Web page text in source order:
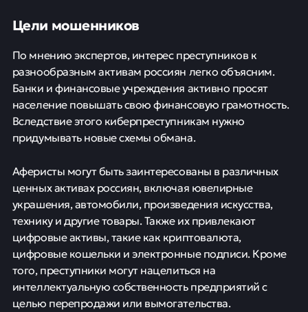
Цели мошенников
По мнению экспертов, интерес преступников к
разнообразным активам россиян легко объясним.
Банки и финансовые учреждения активно просят
население повышать свою финансовую грамотность.
Вследствие этого киберпреступникам нужно
придумывать новые схемы обмана.
Аферисты могут быть заинтересованы в различных
ценных активах россиян, включая ювелирные
украшения, автомобили, произведения искусства,
технику и другие товары. Также их привлекают
цифровые активы, такие как криптовалюта,
цифровые кошельки и электронные подписи. Кроме
того, преступники могут нацелиться на
интеллектуальную собственность предприятий с
целью перепродажи или вымогательства.